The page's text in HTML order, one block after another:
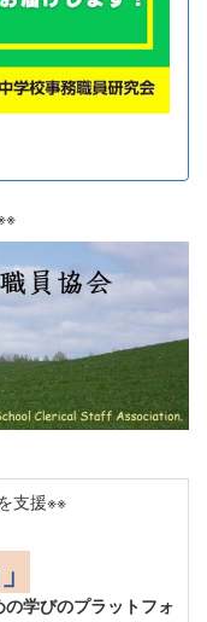
支援※※
学びのプラットフォ